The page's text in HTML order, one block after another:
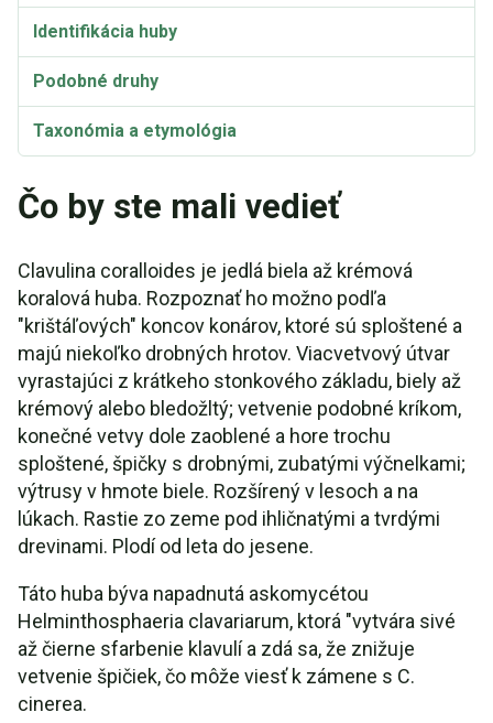
Identifikácia huby
Podobné druhy
Taxonómia a etymológia
Synonymá a variety
Clavulina coralloides Video
Čo by ste mali vedieť
Clavulina coralloides je jedlá biela až krémová
koralová huba. Rozpoznať ho možno podľa
"krištáľových" koncov konárov, ktoré sú sploštené a
majú niekoľko drobných hrotov. Viacvetvový útvar
vyrastajúci z krátkeho stonkového základu, biely až
krémový alebo bledožltý; vetvenie podobné kríkom,
konečné vetvy dole zaoblené a hore trochu
sploštené, špičky s drobnými, zubatými výčnelkami;
výtrusy v hmote biele. Rozšírený v lesoch a na
lúkach. Rastie zo zeme pod ihličnatými a tvrdými
drevinami. Plodí od leta do jesene.
Táto huba býva napadnutá askomycétou
Helminthosphaeria clavariarum, ktorá "vytvára sivé
až čierne sfarbenie klavulí a zdá sa, že znižuje
vetvenie špičiek, čo môže viesť k zámene s C.
cinerea.